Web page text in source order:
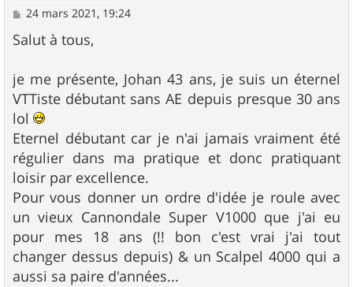
M
s
s
g
e
24 mars 2021, 19:24
Salut à tous,
je me présente, Johan 43 ans, je suis un éternel
VTTiste débutant sans AE depuis presque 30 ans
lol
Eternel débutant car je n'ai jamais vraiment été
régulier dans ma pratique et donc pratiquant
loisir par excellence.
Pour vous donner un ordre d'idée je roule avec
un vieux Cannondale Super V1000 que j'ai eu
pour mes 18 ans (!! bon c'est vrai j'ai tout
changer dessus depuis) & un Scalpel 4000 qui a
aussi sa paire d'années...